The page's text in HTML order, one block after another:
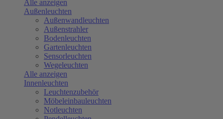
Alle anzeigen
Außenleuchten
Außenwandleuchten
Außenstrahler
Bodenleuchten
Gartenleuchten
Sensorleuchten
Wegeleuchten
Alle anzeigen
Innenleuchten
Leuchtenzubehör
Möbeleinbauleuchten
Notleuchten